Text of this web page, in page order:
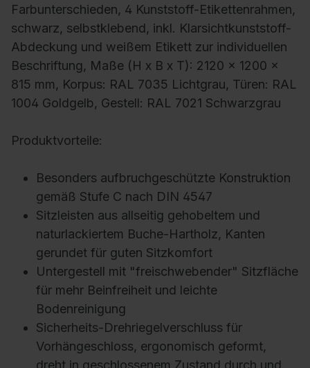
Farbunterschieden, 4 Kunststoff-Etikettenrahmen,
schwarz, selbstklebend, inkl. Klarsichtkunststoff-
Abdeckung und weißem Etikett zur individuellen
Beschriftung, Maße (H x B x T): 2120 x 1200 x
815 mm, Korpus: RAL 7035 Lichtgrau, Türen: RAL
1004 Goldgelb, Gestell: RAL 7021 Schwarzgrau
Produktvorteile:
Besonders aufbruchgeschützte Konstruktion
gemäß Stufe C nach DIN 4547
Sitzleisten aus allseitig gehobeltem und
naturlackiertem Buche-Hartholz, Kanten
gerundet für guten Sitzkomfort
Untergestell mit "freischwebender" Sitzfläche
für mehr Beinfreiheit und leichte
Bodenreinigung
Sicherheits-Drehriegelverschluss für
Vorhängeschloss, ergonomisch geformt,
dreht in geschlossenem Zustand durch und